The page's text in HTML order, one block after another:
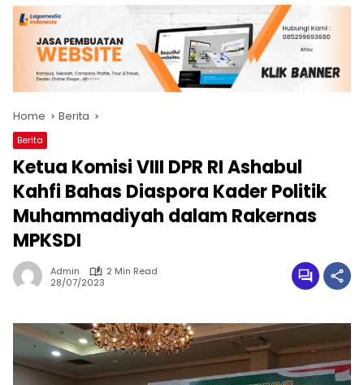
Home Berita
Berita
Ketua Komisi VIII DPR RI Ashabul
Kahfi Bahas Diaspora Kader Politik
Muhammadiyah dalam Rakernas
MPKSDI
Admin
2 Min Read
28/07/2023